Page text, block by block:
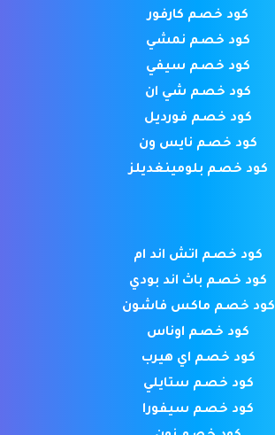
كود خصم كارفور
كود خصم نمشي
كود خصم سيفي
كود خصم شي ان
كود خصم فورديل
كود خصم نايس ون
كود خصم بلومينغديلز
كود خصم اتش اند ام
كود خصم باث اند بودي
كود خصم ماكس فاشون
كود خصم اوناس
كود خصم اي هيرب
كود خصم ستايلي
كود خصم سيفورا